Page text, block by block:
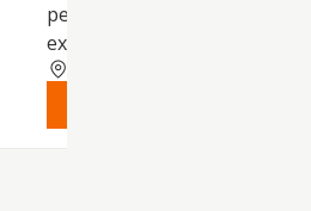
petróleo. La importación, o
exportación de